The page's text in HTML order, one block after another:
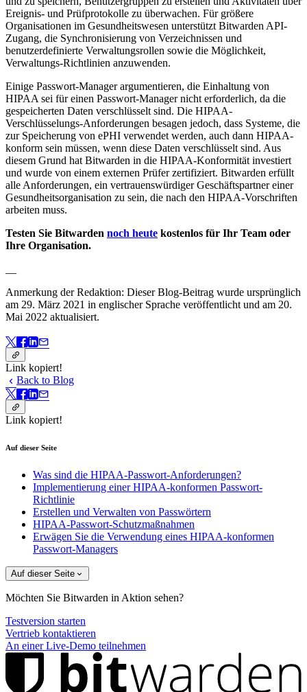
Ereignis- und Prüfprotokolle zu überwachen. Für größere
Organisationen im Gesundheitswesen unterstützt Bitwarden API-
Zugang, die Synchronisierung von Verzeichnissen und
benutzerdefinierte Verwaltungsrollen sowie die Möglichkeit,
Verwaltungs-Richtlinien anzuwenden.
Einige Passwort-Manager argumentieren, die Einhaltung von
HIPAA sei für einen Passwort-Manager nicht erforderlich, da die
gespeicherten Daten verschlüsselt sind. Die HIPAA-
Verschlüsselungs-Anforderungen besagen jedoch, dass Systeme, die
zur Speicherung von ePHI verwendet werden, auch dann HIPAA-
konform sein müssen, wenn diese Daten verschlüsselt sind. Aus
diesem Grund hat Bitwarden in die HIPAA-Konformität investiert
und wurde von einem externen Prüfer zertifiziert. Bitwarden erfüllt
alle Anforderungen, ein vertrauenswürdiger Geschäftspartner einer
Gesundheitsorganisation zu sein, die nach den HIPAA-Vorschriften
arbeiten muss.
Testen Sie Bitwarden noch heute kostenlos für Ihr Team oder
Ihre Organisation.
Anmerkung der Redaktion: Dieser Blog-Beitrag wurde ursprünglich
am 29. März 2021 in englischer Sprache veröffentlicht und am 20.
Mai 2022 aktualisiert.
Link kopiert!
Back to Blog
Link kopiert!
Auf dieser Seite
Was sind die HIPAA-Passwort-Anforderungen?
Implementierung einer HIPAA-konformen Passwort-
Richtlinie
Erstellen und Verwalten von Passwörtern
HIPAA-Passwort-Schutzmaßnahmen
Erwägen Sie die Verwendung eines HIPAA-konformen
Passwort-Managers
Auf dieser Seite
Möchten Sie Bitwarden in Aktion sehen?
Testversion starten
Vertrieb kontaktieren
An einer Live-Demo teilnehmen